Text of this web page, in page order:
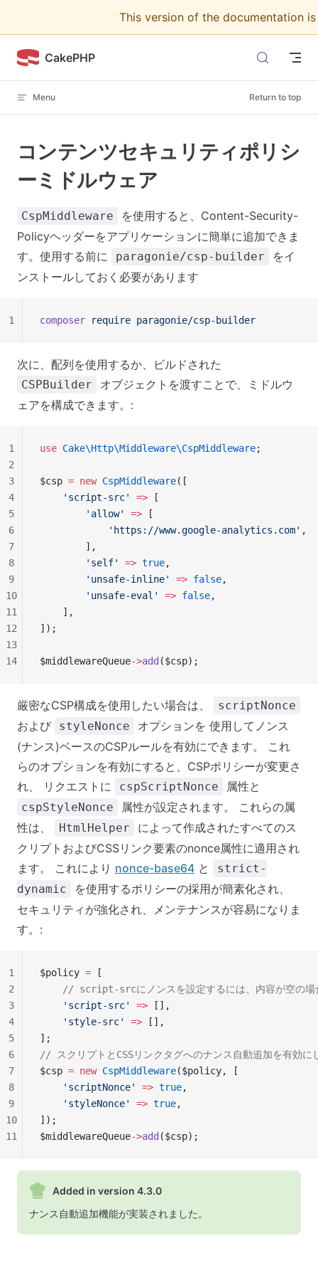
This version of the documentation
CakePHP
Menu Return to top
コンテンツセキュリティポリシ
ーミドルウェア
CspMiddleware
を使用すると、Content-Security-
Policyヘッダーをアプリケーションに簡単に追加できま
す。使用する前に
paragonie/csp-builder
をイ
ンストールしておく必要があります
composer require paragonie/csp-builder
1
次に、配列を使用するか、ビルドされた
CSPBuilder
オブジェクトを渡すことで、ミドルウ
ェアを構成できます。:
use Cake\Http\Middleware\CspMiddleware;
$csp = new CspMiddleware([
    'script-src'
=> [
        'allow'
=> [
            'https://www.google-analytics.com'
,
        ],
        'self'
=> true,
        'unsafe-inline'
=> false,
        'unsafe-eval'
=> false,
    ],
]);
$middlewareQueue->add ($csp);
1
2
3
4
5
6
7
8
9
10
11
12
13
14
厳密なCSP構成を使用したい場合は、 scriptNonce
および styleNonce
オプションを 使用してノンス
(ナンス)ベースのCSPルールを有効にできます。 これ
らのオプションを有効にすると、CSPポリシーが変更さ
れ、 リクエストに
cspScriptNonce 属性と
cspStyleNonce
属性が設定されます。 これらの属
性は、
HtmlHelper
によって作成されたすべてのス
クリプトおよびCSSリンク要素のnonce属性に適用され
ます。 これにより nonce-base64 と
strict-
dynamic
を使用するポリシーの採用が簡素化され、
セキュリティが強化され、メンテナンスが容易になりま
す。:
$policy = [
// script-srcにノンスを設定するには、内容が空の場
    'script-src'
=> [],
    'style-src'
=> [],
];
// スクリプトとCSSリンクタグへのナンス自動追加を有効に
$csp = new CspMiddleware($policy, [
    'scriptNonce'
=> true,
    'styleNonce'
=> true,
]);
$middlewareQueue->add ($csp);
1
2
3
4
5
6
7
8
9
10
11
Added in version 4.3.0
ナンス自動追加機能が実装されました。